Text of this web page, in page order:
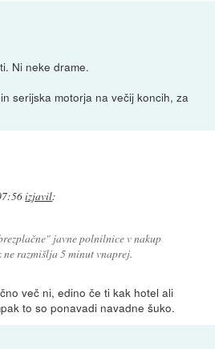
Ni neke drame.
serijska motorja na večij koncih, za
izjavil:
javne polnilnice v nakup
razmišlja 5 minut vnaprej.
več ni, edino če ti kak hotel ali
to so ponavadi navadne šuko.